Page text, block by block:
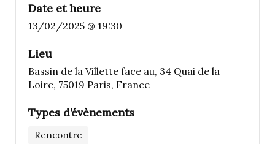
Date et heure
13/02/2025 @ 19:30
Lieu
Bassin de la Villette face au, 34 Quai de la
Loire, 75019 Paris, France
Types d’évènements
Rencontre